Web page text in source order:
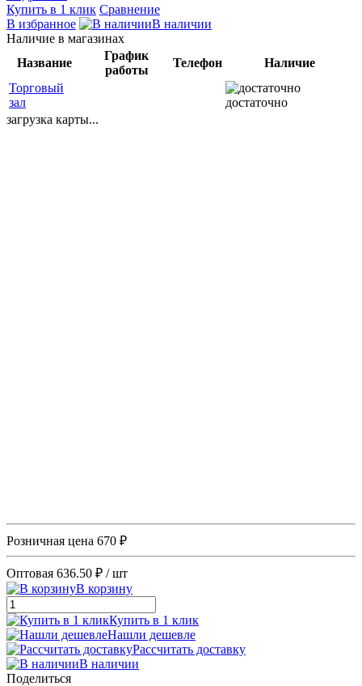
Купить в 1 клик Сравнение
В избранное
В наличии
Наличие в магазинах
Название
График
работы
Телефон
Наличие
Торговый
зал
достаточно
загрузка карты...
Розничная цена 670 ₽
Оптовая 636.50 ₽ / шт
В корзину
Купить в 1 клик
Нашли дешевле
Рассчитать доставку
В наличии
Поделиться